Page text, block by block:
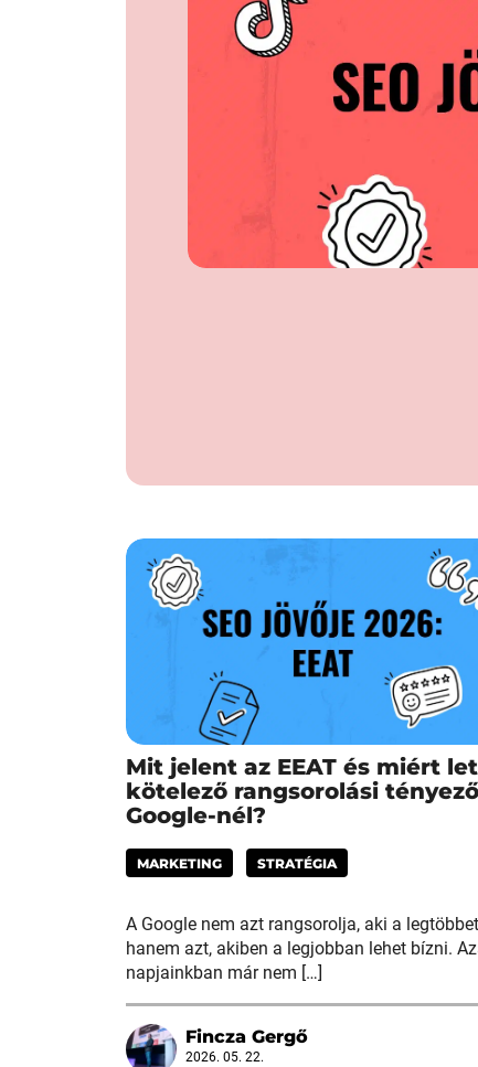
Mit jelent az EEAT és miért
kötelező rangsorolási
Google-nél?
MARKETING STRATÉGIA
A Google nem azt rangsorolja, aki a
hanem azt, akiben a legjobban lehet bízni.
napjainkban már nem […]
Fincza Gergő
2026. 05. 22.